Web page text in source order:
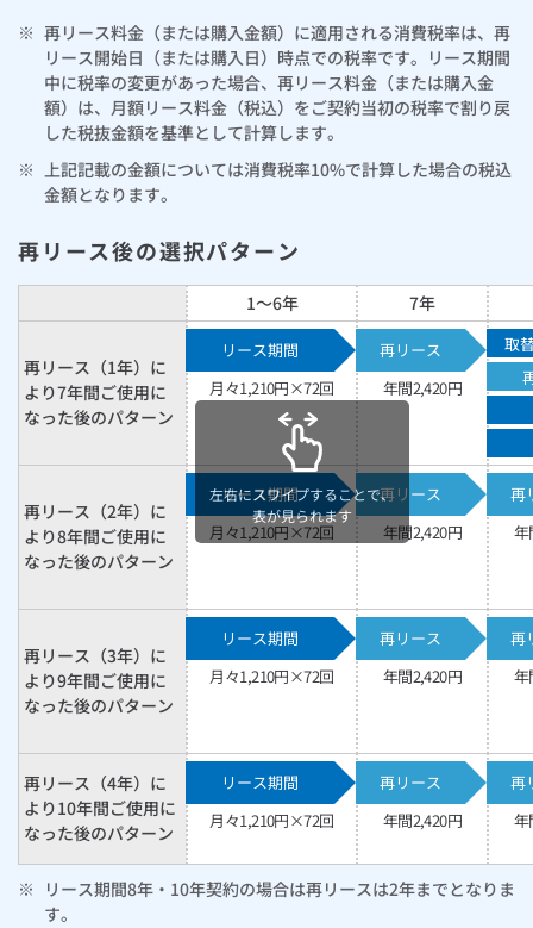
※ 再リース料金（または購入金額）に適用される消費税率は、再
リース開始日（または購入日）時点での税率です。リース期間
中に税率の変更があった場合、再リース料金（または購入金
額）は、月額リース料金（税込）をご契約当初の税率で割り戻
した税抜金額を基準として計算します。
※
上記記載の金額については消費税率10%で計算した場合の税込
金額となります。
再リース後の選択パターン
1～6年 7年
再リース（1年）に
より7年間ご使用に
なった後のパターン
リース期間
月々1,210円×72回
再リース
年間2,420円
取
再リース（2年）に
より8年間ご使用に
なった後のパターン
リース期間
月々1,210円×72回
再リース
年間2,420円
再
年
再リース（3年）に
より9年間ご使用に
なった後のパターン
リース期間
月々1,210円×72回
再リース
年間2,420円
再
年
再リース（4年）に
より10年間ご使用に
なった後のパターン
リース期間
月々1,210円×72回
再リース
年間2,420円
再
年
左右にスワイプすることで、
表が見られます
※
リース期間8年・10年契約の場合は再リースは2年までとなりま
す。